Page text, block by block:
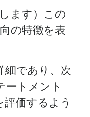
ます）この
の特徴を表
細であり、次
ートメント
価するよう